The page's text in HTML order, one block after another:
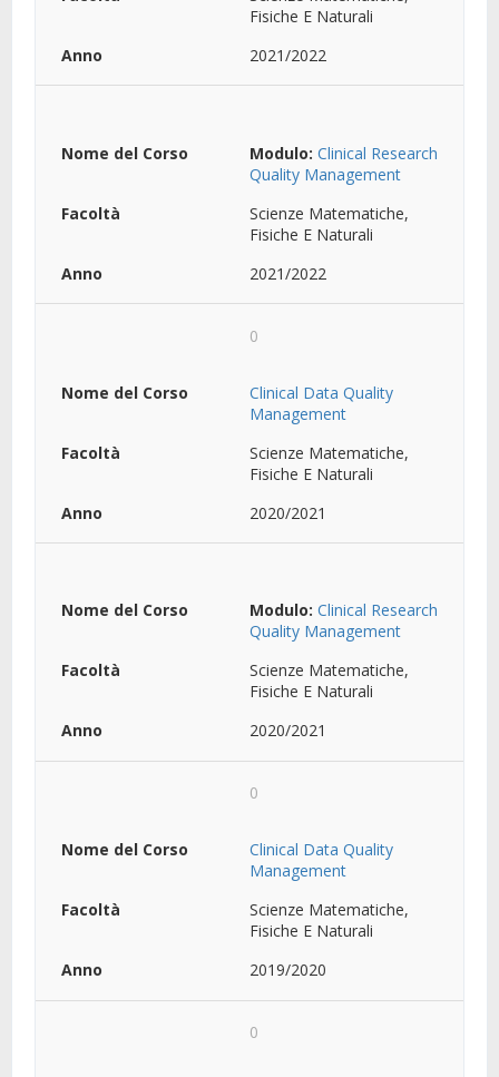
Fisiche E Naturali
2021/2022
Modulo: Clinical Research
Quality Management
Scienze Matematiche,
Fisiche E Naturali
2021/2022
0
Clinical Data Quality
Management
Scienze Matematiche,
Fisiche E Naturali
2020/2021
Modulo: Clinical Research
Quality Management
Scienze Matematiche,
Fisiche E Naturali
2020/2021
0
Clinical Data Quality
Management
Scienze Matematiche,
Fisiche E Naturali
2019/2020
0